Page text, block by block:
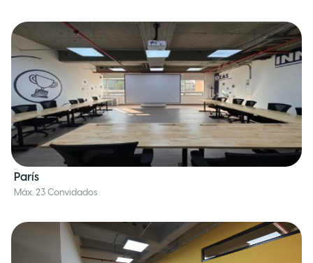
París
Máx. 23 Convidados